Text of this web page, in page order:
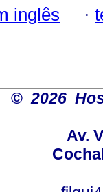
inglês ·
© 2026
Av.